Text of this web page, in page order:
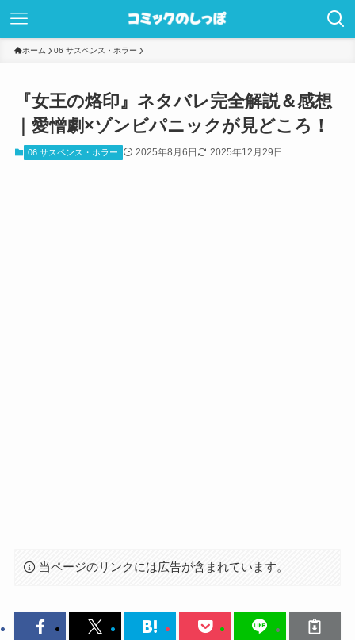
ホーム 06 サスペンス・ホラー
『女王の烙印』ネタバレ完全解説＆感想
｜愛憎劇×ゾンビパニックが見どころ！
06 サスペンス・ホラー 2025年8月6日 2025年12月29日
当ページのリンクには広告が含まれています。